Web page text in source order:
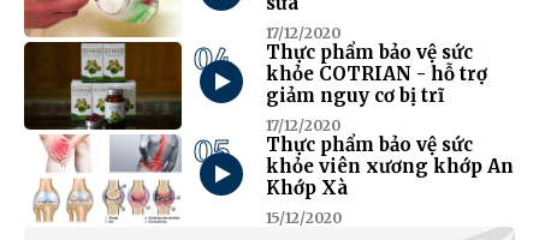
17/12/2020
04
Thực phẩm bảo vệ sức
khỏe COTRIAN - hỗ trợ
giảm nguy cơ bị trĩ
17/12/2020
05
Thực phẩm bảo vệ sức
khỏe viên xương khớp An
Khớp Xà
15/12/2020